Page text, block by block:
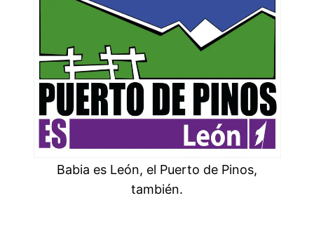
Babia es León, el Puerto de Pinos,
también.